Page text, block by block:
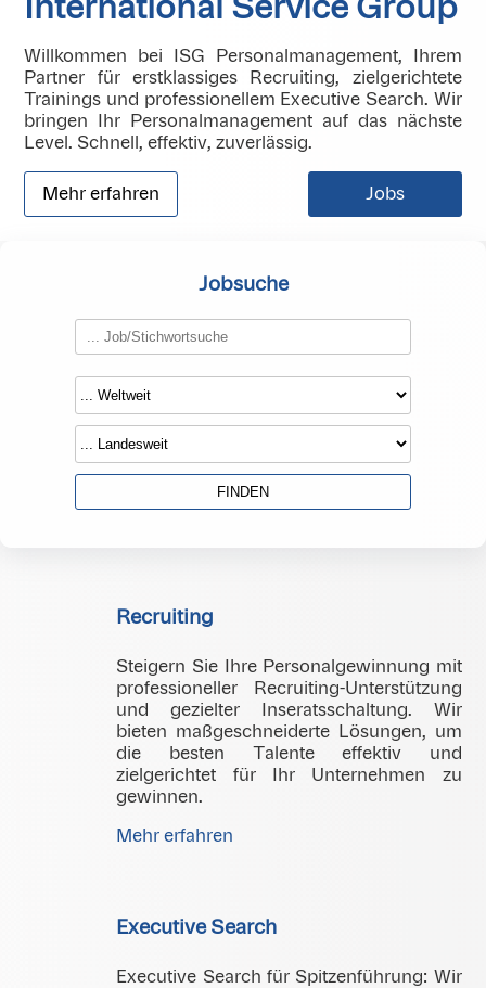
International Service Group
Willkommen bei ISG Personalmanagement, Ihrem
Partner für erstklassiges Recruiting, zielgerichtete
Trainings und professionellem Executive Search. Wir
bringen Ihr Personalmanagement auf das nächste
Level. Schnell, effektiv, zuverlässig.
Mehr erfahren Jobs
Jobsuche
FINDEN
Recruiting
Steigern Sie Ihre Personalgewinnung mit
professioneller Recruiting-Unterstützung
und gezielter Inseratsschaltung. Wir
bieten maßgeschneiderte Lösungen, um
die besten Talente effektiv und
zielgerichtet für Ihr Unternehmen zu
gewinnen.
Mehr erfahren
Executive Search
Executive Search für Spitzenführung: Wir